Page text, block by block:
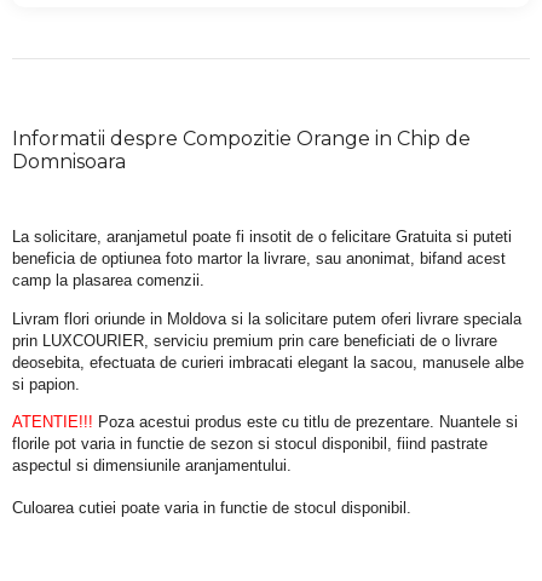
Informatii despre Compozitie Orange in Chip de
Domnisoara
La solicitare, aranjametul poate fi insotit de o felicitare Gratuita si puteti
beneficia de optiunea foto martor la livrare, sau anonimat, bifand acest
camp la plasarea comenzii.
Livram flori oriunde in Moldova si la solicitare putem oferi livrare speciala
prin LUXCOURIER, serviciu premium prin care beneficiati de o livrare
deosebita, efectuata de curieri imbracati elegant la sacou, manusele albe
si papion.
ATENTIE!!! Poza acestui produs este cu titlu de prezentare. Nuantele si
florile pot varia in functie de sezon si stocul disponibil, fiind pastrate
aspectul si dimensiunile aranjamentului.
Culoarea cutiei poate varia in functie de stocul disponibil.